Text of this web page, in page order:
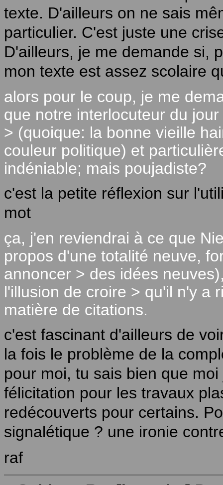
texte. D'ailleurs on ne sais
particulier. C'est juste une
D'ailleurs, je me demande si,
mon texte est assez scolaire
alors pour le coup, je me
que notre interlocuteur du
> (quoique: la bonne vieille
couleur politique) et
indéniable; mais poujadiste?
c'est la petite réflexion sur
mot
ça, j'en reviendrai à ce que
propos d'une totalité neuve,
annoncer > des idées
l'illusion de croire > qu'il n'y a
matière de citations.
c'est fascinant d'ailleurs de
la fois le problème de la
pour moi, tu sais bien que
félicitation pour les travaux
redécouverts pour certains.
signalétique ? une ironie
raf